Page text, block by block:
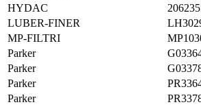
HYDAC
LUBER-FINER
MP-FILTRI
Parker
Parker
Parker
Parker